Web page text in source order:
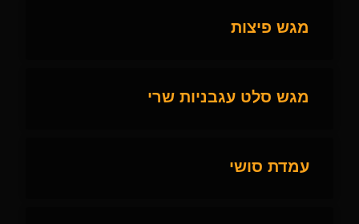
מגש פיצות
מגש סלט עגבניות שרי
עמדת סושי